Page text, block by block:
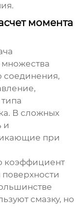
момента
множества
соединения,
. В сложных
и
при
коэффициент
поверхности
смазку, но